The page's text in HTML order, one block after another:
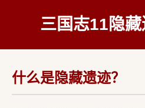
三国志11隐
什么是隐藏遗迹？